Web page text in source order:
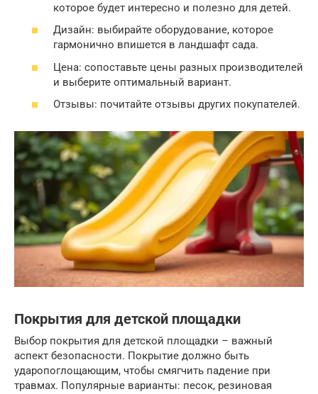
которое будет интересно и полезно для детей.
Дизайн: выбирайте оборудование, которое
гармонично впишется в ландшафт сада.
Цена: сопоставьте цены разных производителей
и выберите оптимальный вариант.
Отзывы: почитайте отзывы других покупателей.
Покрытия для детской площадки
Выбор покрытия для детской площадки – важный
аспект безопасности. Покрытие должно быть
ударопоглощающим, чтобы смягчить падение при
травмах. Популярные варианты: песок, резиновая